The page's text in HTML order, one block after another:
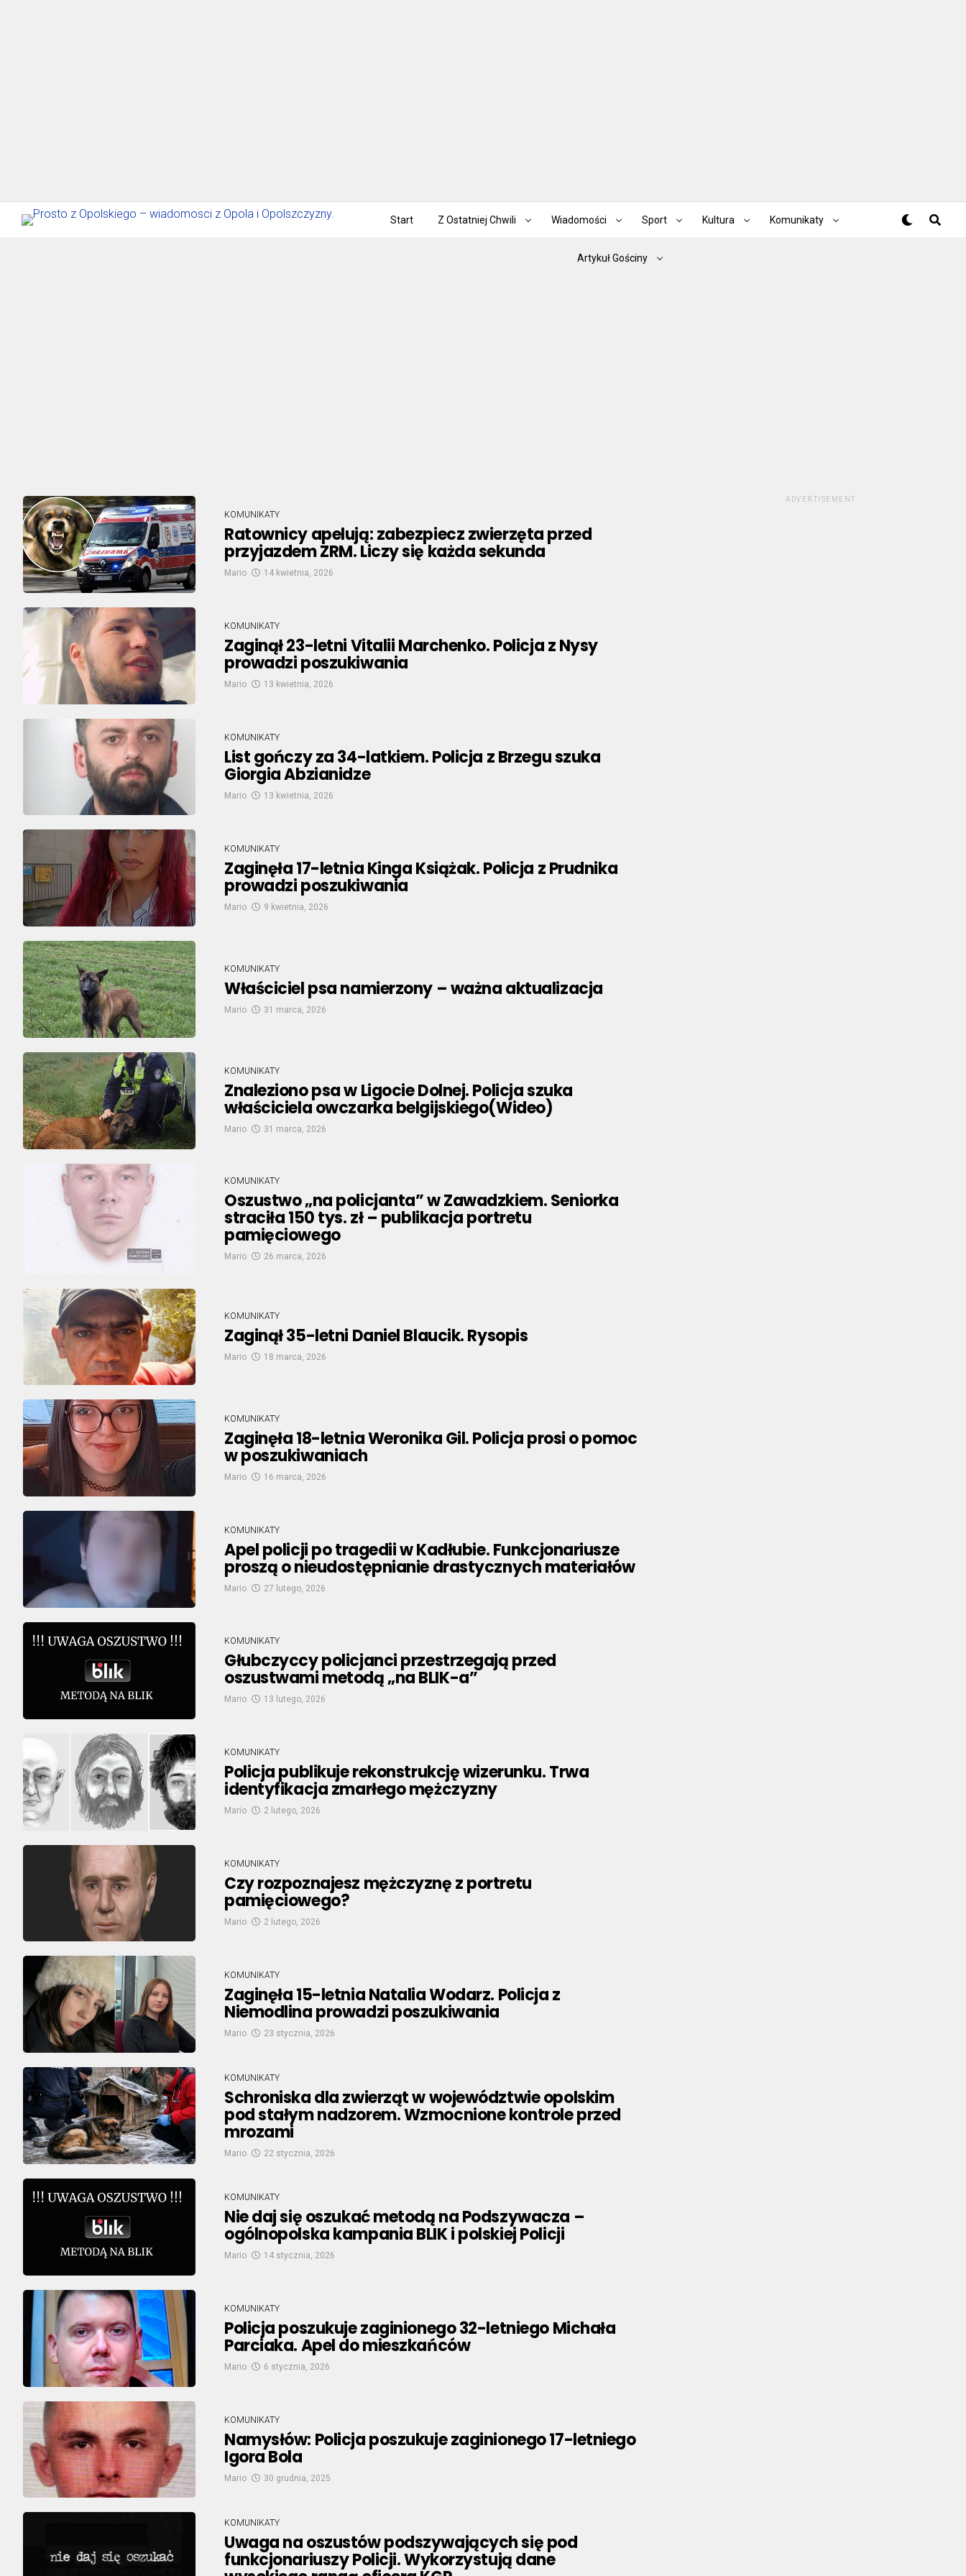
Start Z Ostatniej Chwili Wiadomości Sport Kultura Komunikaty
Artykuł Gościny
KOMUNIKATY
Ratownicy apelują: zabezpiecz zwierzęta przed
przyjazdem ZRM. Liczy się każda sekunda
Mario 14 kwietnia, 2026
KOMUNIKATY
Zaginął 23-letni Vitalii Marchenko. Policja z Nysy
prowadzi poszukiwania
Mario 13 kwietnia, 2026
KOMUNIKATY
List gończy za 34-latkiem. Policja z Brzegu szuka
Giorgia Abzianidze
Mario 13 kwietnia, 2026
KOMUNIKATY
Zaginęła 17-letnia Kinga Książak. Policja z Prudnika
prowadzi poszukiwania
Mario 9 kwietnia, 2026
KOMUNIKATY
Właściciel psa namierzony – ważna aktualizacja
Mario 31 marca, 2026
KOMUNIKATY
Znaleziono psa w Ligocie Dolnej. Policja szuka
właściciela owczarka belgijskiego(Wideo)
Mario 31 marca, 2026
KOMUNIKATY
Oszustwo „na policjanta” w Zawadzkiem. Seniorka
straciła 150 tys. zł – publikacja portretu
pamięciowego
Mario 26 marca, 2026
KOMUNIKATY
Zaginął 35-letni Daniel Blaucik. Rysopis
Mario 18 marca, 2026
KOMUNIKATY
Zaginęła 18-letnia Weronika Gil. Policja prosi o pomoc
w poszukiwaniach
Mario 16 marca, 2026
KOMUNIKATY
Apel policji po tragedii w Kadłubie. Funkcjonariusze
proszą o nieudostępnianie drastycznych materiałów
Mario 27 lutego, 2026
KOMUNIKATY
Głubczyccy policjanci przestrzegają przed
oszustwami metodą „na BLIK-a”
Mario 13 lutego, 2026
KOMUNIKATY
Policja publikuje rekonstrukcję wizerunku. Trwa
identyfikacja zmarłego mężczyzny
Mario 2 lutego, 2026
KOMUNIKATY
Czy rozpoznajesz mężczyznę z portretu
pamięciowego?
Mario 2 lutego, 2026
KOMUNIKATY
Zaginęła 15-letnia Natalia Wodarz. Policja z
Niemodlina prowadzi poszukiwania
Mario 23 stycznia, 2026
KOMUNIKATY
Schroniska dla zwierząt w województwie opolskim
pod stałym nadzorem. Wzmocnione kontrole przed
mrozami
Mario 22 stycznia, 2026
KOMUNIKATY
Nie daj się oszukać metodą na Podszywacza –
ogólnopolska kampania BLIK i polskiej Policji
Mario 14 stycznia, 2026
KOMUNIKATY
Policja poszukuje zaginionego 32-letniego Michała
Parciaka. Apel do mieszkańców
Mario 6 stycznia, 2026
KOMUNIKATY
Namysłów: Policja poszukuje zaginionego 17-letniego
Igora Bola
Mario 30 grudnia, 2025
KOMUNIKATY
Uwaga na oszustów podszywających się pod
funkcjonariuszy Policji. Wykorzystują dane
ADVERTISEMENT